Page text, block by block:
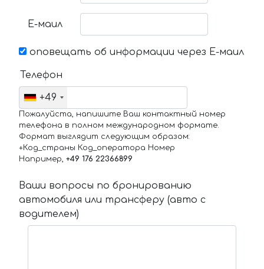
Е-маил
оповещать об информации через Е-маил
Телефон
+49
Пожалуйста, напишите Ваш контактный номер
телефона в полном международном формате.
Формат выглядит следующим образом:
+Код_страны Код_оператора Номер
Например, +49 176 22366899
Ваши вопросы по бронированию
автомобиля или трансферу (авто с
водителем)